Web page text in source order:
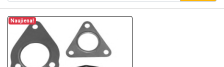
Naujiena!